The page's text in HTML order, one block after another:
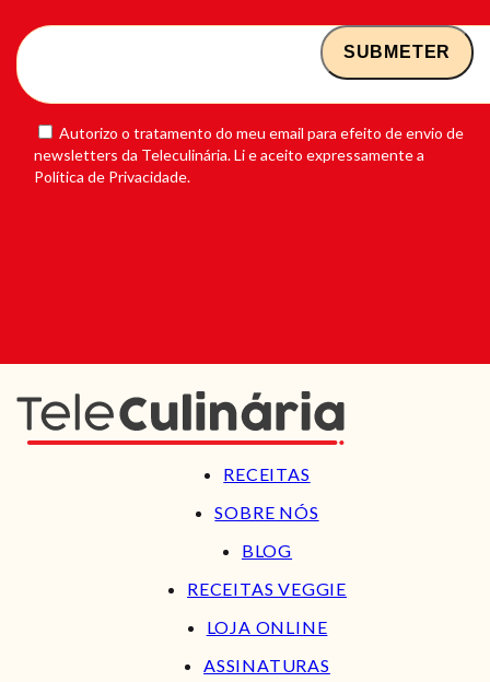
Autorizo o tratamento do meu email para efeito de envio de
newsletters da Teleculinária. Li e aceito expressamente a
Política de Privacidade.
RECEITAS
SOBRE NÓS
BLOG
RECEITAS VEGGIE
LOJA ONLINE
ASSINATURAS